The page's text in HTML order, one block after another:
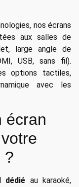
nos écrans
aux salles de
large angle de
USB, sans fil).
options tactiles,
avec les
écran
?
dédié au karaoké,